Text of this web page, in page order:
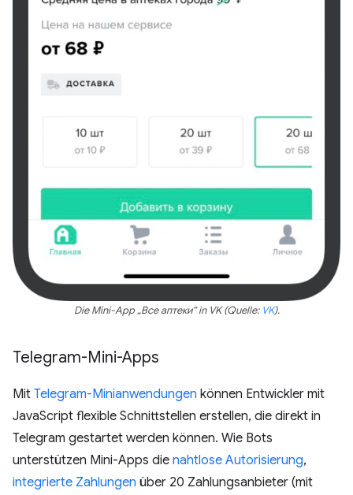
Die Mini-App „Все аптеки“ in VK (Quelle: VK).
Telegram-Mini-Apps
Mit Telegram-Minianwendungen können Entwickler mit
JavaScript flexible Schnittstellen erstellen, die direkt in
Telegram gestartet werden können. Wie Bots
unterstützen Mini-Apps die nahtlose Autorisierung,
integrierte Zahlungen über 20 Zahlungsanbieter (mit